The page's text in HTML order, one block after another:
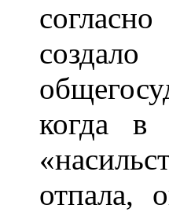
когда в
отпала,